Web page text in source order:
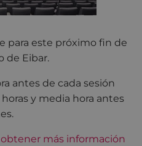
para este próximo fin de
de Eibar.
antes de cada sesión
horas y media hora antes
más información